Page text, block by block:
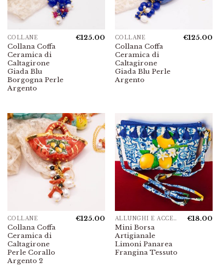
COLLANE
Collana Coffa
Ceramica di
Caltagirone
Giada Blu
Borgogna Perle
Argento
€125.00 COLLANE
Collana Coffa
Ceramica di
Caltagirone
Giada Blu Perle
Argento
€125.00
COLLANE
Collana Coffa
Ceramica di
Caltagirone
Perle Corallo
Argento 2
€125.00 ALLUNGHI E ACCESSORI
Mini Borsa
Artigianale
Limoni Panarea
Frangina Tessuto
€18.00